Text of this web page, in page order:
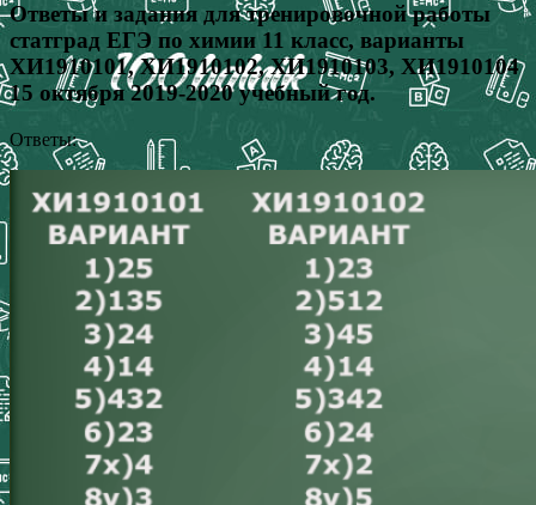
Ответы и задания для тренировочной работы
статград ЕГЭ по химии 11 класс, варианты
ХИ1910101, ХИ1910102, ХИ1910103, ХИ1910104
15 октября 2019-2020 учебный год.
Ответы: